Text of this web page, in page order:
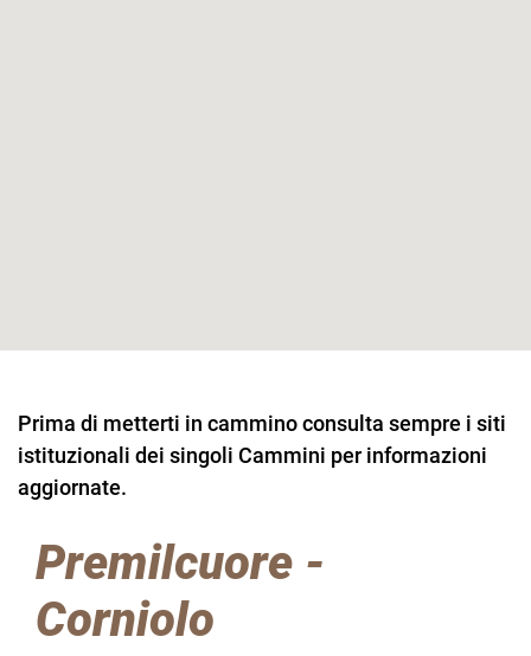
Prima di metterti in cammino consulta sempre i siti
istituzionali dei singoli Cammini per informazioni
aggiornate.
Premilcuore -
Corniolo